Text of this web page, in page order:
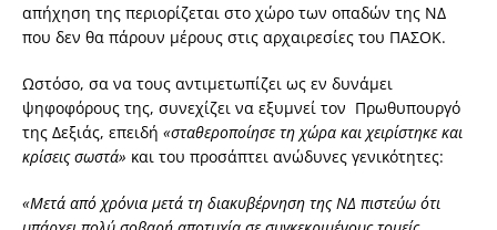
απήχηση της περιορίζεται στο χώρο των οπαδών της ΝΔ
που δεν θα πάρουν μέρους στις αρχαιρεσίες του ΠΑΣΟΚ.
Ωστόσο, σα να τους αντιμετωπίζει ως εν δυνάμει
ψηφοφόρους της, συνεχίζει να εξυμνεί τον Πρωθυπουργό
της Δεξιάς, επειδή «σταθεροποίησε τη χώρα και χειρίστηκε και
κρίσεις σωστά» και του προσάπτει ανώδυνες γενικότητες:
«Μετά από χρόνια μετά τη διακυβέρνηση της ΝΔ πιστεύω ότι